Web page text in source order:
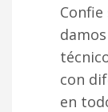
con
en